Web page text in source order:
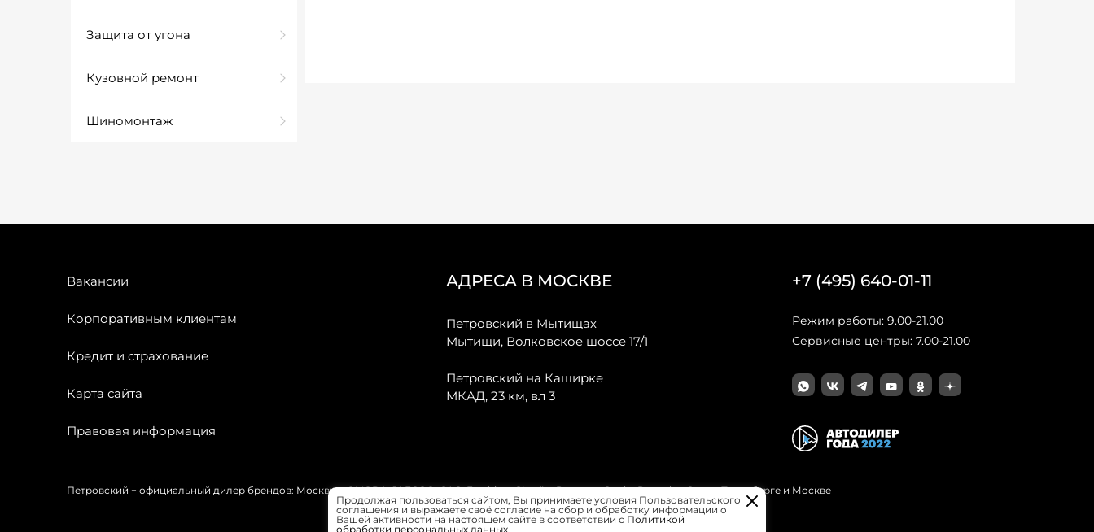
Защита от угона
Кузовной ремонт
Шиномонтаж
Вакансии
Корпоративным клиентам
Кредит и страхование
Карта сайта
Правовая информация
АДРЕСА В МОСКВЕ
Петровский в Мытищах
Мытищи, Волковское шоссе 17/1
Петровский на Каширке
МКАД, 23 км, вл 3
+7 (495) 640-01-11
Режим работы: 9.00-21.00
Сервисные центры: 7.00-21.00
Петровский − официальный дилер брендов: Москвич, OMODA, JAECOO, GAC, Forthing, Citroёn, Peugeot, Opel и Renault в Санкт-Петербурге и Москве
Продолжая пользоваться сайтом, Вы принимаете условия Пользовательского
соглашения и выражаете своё согласие на сбор и обработку информации о
Вашей активности на настоящем сайте в соответствии с Политикой
обработки персональных данных